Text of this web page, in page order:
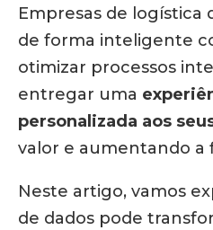
Empresas de logística
de forma inteligente
otimizar processos
entregar uma
personalizada aos
valor e aumentando a
Neste artigo, vamos
de dados pode